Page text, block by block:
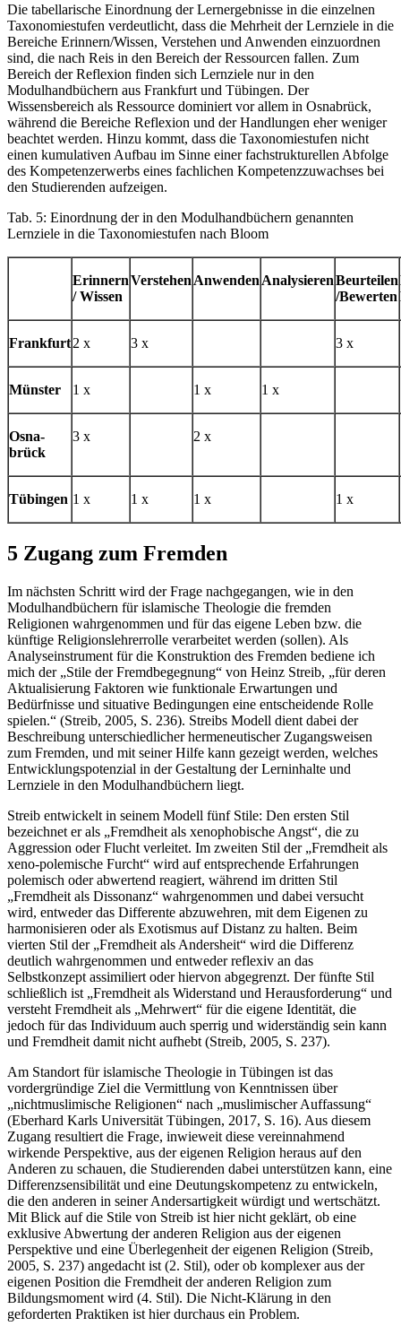
Die tabellarische Einordnung der Lernergebnisse in die einzelnen
Taxonomiestufen verdeutlicht, dass die Mehrheit der Lernziele in die
Bereiche Erinnern/Wissen, Verstehen und Anwenden einzuordnen
sind, die nach Reis in den Bereich der Ressourcen fallen. Zum
Bereich der Reflexion finden sich Lernziele nur in den
Modulhandbüchern aus Frankfurt und Tübingen. Der
Wissensbereich als Ressource dominiert vor allem in Osnabrück,
während die Bereiche Reflexion und der Handlungen eher weniger
beachtet werden. Hinzu kommt, dass die Taxonomiestufen nicht
einen kumulativen Aufbau im Sinne einer fachstrukturellen Abfolge
des Kompetenzerwerbs eines fachlichen Kompetenzzuwachses bei
den Studierenden aufzeigen.
Tab. 5: Einordnung der in den Modulhandbüchern genannten
Lernziele in die Taxonomiestufen nach Bloom
Erinnern
/ Wissen
Verstehen Anwenden AnalysierenBeurteilen
/Bewerten
Frankfurt2 x 3 x 3 x
Münster 1 x 1 x 1 x
Osna-
brück
3 x 2 x
Tübingen 1 x 1 x 1 x 1 x
5 Zugang zum Fremden
Im nächsten Schritt wird der Frage nachgegangen, wie in den
Modulhandbüchern für islamische Theologie die fremden
Religionen wahrgenommen und für das eigene Leben bzw. die
künftige Religionslehrerrolle verarbeitet werden (sollen). Als
Analyseinstrument für die Konstruktion des Fremden bediene ich
mich der „Stile der Fremdbegegnung“ von Heinz Streib, „für deren
Aktualisierung Faktoren wie funktionale Erwartungen und
Bedürfnisse und situative Bedingungen eine entscheidende Rolle
spielen.“ (Streib, 2005, S. 236). Streibs Modell dient dabei der
Beschreibung unterschiedlicher hermeneutischer Zugangsweisen
zum Fremden, und mit seiner Hilfe kann gezeigt werden, welches
Entwicklungspotenzial in der Gestaltung der Lerninhalte und
Lernziele in den Modulhandbüchern liegt.
Streib entwickelt in seinem Modell fünf Stile: Den ersten Stil
bezeichnet er als „Fremdheit als xenophobische Angst“, die zu
Aggression oder Flucht verleitet. Im zweiten Stil der „Fremdheit als
xeno-polemische Furcht“ wird auf entsprechende Erfahrungen
polemisch oder abwertend reagiert, während im dritten Stil
„Fremdheit als Dissonanz“ wahrgenommen und dabei versucht
wird, entweder das Differente abzuwehren, mit dem Eigenen zu
harmonisieren oder als Exotismus auf Distanz zu halten. Beim
vierten Stil der „Fremdheit als Andersheit“ wird die Differenz
deutlich wahrgenommen und entweder reflexiv an das
Selbstkonzept assimiliert oder hiervon abgegrenzt. Der fünfte Stil
schließlich ist „Fremdheit als Widerstand und Herausforderung“ und
versteht Fremdheit als „Mehrwert“ für die eigene Identität, die
jedoch für das Individuum auch sperrig und widerständig sein kann
und Fremdheit damit nicht aufhebt (Streib, 2005, S. 237).
Am Standort für islamische Theologie in Tübingen ist das
vordergründige Ziel die Vermittlung von Kenntnissen über
„nichtmuslimische Religionen“ nach „muslimischer Auffassung“
(Eberhard Karls Universität Tübingen, 2017, S. 16). Aus diesem
Zugang resultiert die Frage, inwieweit diese vereinnahmend
wirkende Perspektive, aus der eigenen Religion heraus auf den
Anderen zu schauen, die Studierenden dabei unterstützen kann, eine
Differenzsensibilität und eine Deutungskompetenz zu entwickeln,
die den anderen in seiner Andersartigkeit würdigt und wertschätzt.
Mit Blick auf die Stile von Streib ist hier nicht geklärt, ob eine
exklusive Abwertung der anderen Religion aus der eigenen
Perspektive und eine Überlegenheit der eigenen Religion (Streib,
2005, S. 237) angedacht ist (2. Stil), oder ob komplexer aus der
eigenen Position die Fremdheit der anderen Religion zum
Bildungsmoment wird (4. Stil). Die Nicht-Klärung in den
geforderten Praktiken ist hier durchaus ein Problem.